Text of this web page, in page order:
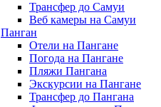
Трансфер до Самуи
Веб камеры на Самуи
Панган
Отели на Пангане
Погода на Пангане
Пляжи Пангана
Экскурсии на Пангане
Трансфер до Пангана